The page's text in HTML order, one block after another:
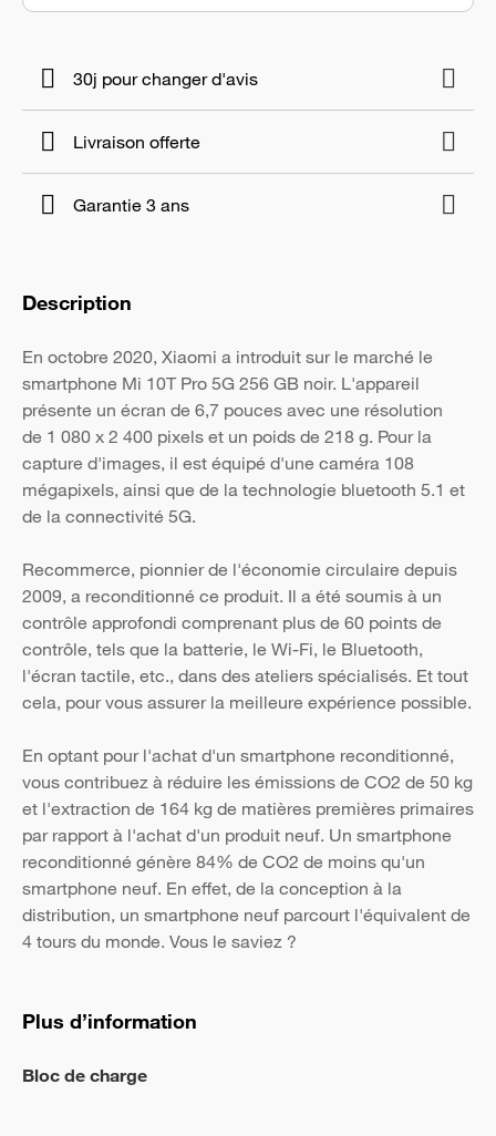
30j pour changer d'avis
Livraison offerte
Garantie 3 ans
Description
En octobre 2020, Xiaomi a introduit sur le marché le
smartphone Mi 10T Pro 5G 256 GB noir. L'appareil
présente un écran de 6,7 pouces avec une résolution
de 1 080 x 2 400 pixels et un poids de 218 g. Pour la
capture d'images, il est équipé d'une caméra 108
mégapixels, ainsi que de la technologie bluetooth 5.1 et
de la connectivité 5G.
Recommerce, pionnier de l'économie circulaire depuis
2009, a reconditionné ce produit. Il a été soumis à un
contrôle approfondi comprenant plus de 60 points de
contrôle, tels que la batterie, le Wi-Fi, le Bluetooth,
l'écran tactile, etc., dans des ateliers spécialisés. Et tout
cela, pour vous assurer la meilleure expérience possible.
En optant pour l'achat d'un smartphone reconditionné,
vous contribuez à réduire les émissions de CO2 de 50 kg
et l'extraction de 164 kg de matières premières primaires
par rapport à l'achat d'un produit neuf. Un smartphone
reconditionné génère 84% de CO2 de moins qu'un
smartphone neuf. En effet, de la conception à la
distribution, un smartphone neuf parcourt l'équivalent de
4 tours du monde. Vous le saviez ?
Plus d’information
Bloc de charge